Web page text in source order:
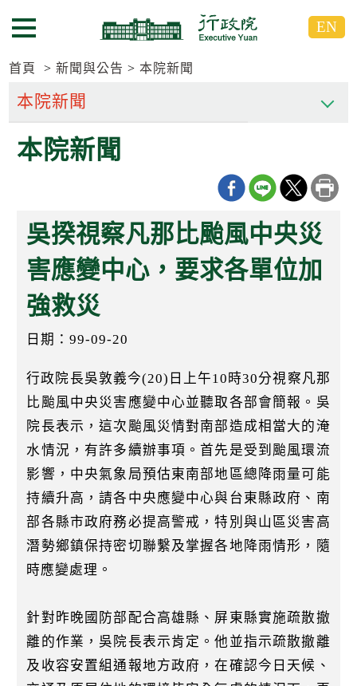
到
要
區
到
要
區
選單按鈕 EN
首頁 新聞與公告 本院新聞
本院新聞
吳揆視察凡那比颱風中央災
害應變中心，要求各單位加
強救災
日期：99-09-20
行政院長吳敦義今(20)日上午10時30分視察凡那
比颱風中央災害應變中心並聽取各部會簡報。吳
院長表示，這次颱風災情對南部造成相當大的淹
水情況，有許多續辦事項。首先是受到颱風環流
影響，中央氣象局預估東南部地區總降雨量可能
持續升高，請各中央應變中心與台東縣政府、南
部各縣市政府務必提高警戒，特別與山區災害高
潛勢鄉鎮保持密切聯繫及掌握各地降雨情形，隨
時應變處理。
針對昨晚國防部配合高雄縣、屏東縣實施疏散撤
離的作業，吳院長表示肯定。他並指示疏散撤離
及收容安置組通報地方政府，在確認今日天候、